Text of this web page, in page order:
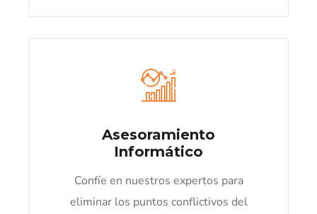
Asesoramiento
Informático
Confíe en nuestros expertos para
eliminar los puntos conflictivos del